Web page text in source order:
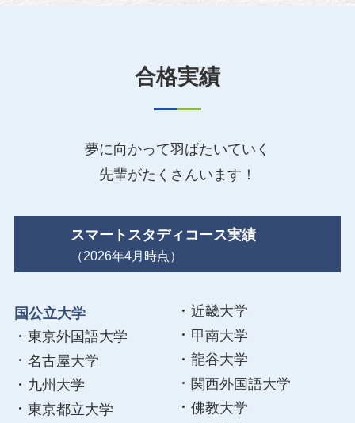
合格実績
夢に向かって羽ばたいていく
先輩がたくさんいます！
スマートスタディコース実績
（2026年4月時点）
国公立大学
東京外国語大学
名古屋大学
九州大学
東京都立大学
近畿大学
甲南大学
龍谷大学
関西外国語大学
佛教大学